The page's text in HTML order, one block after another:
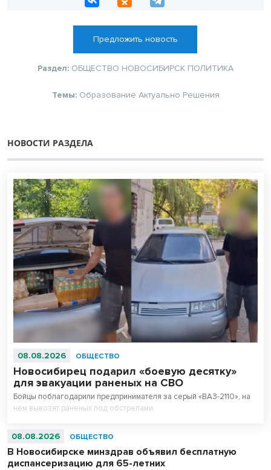
Предложить новость
Раздел: ОБЩЕСТВО НОВОСИБИРСК ПОЛИТИКА
Темы: Образование Актуально Решения
НОВОСТИ РАЗДЕЛА
08.08.2026 ОБЩЕСТВО
Новосибирец подарил «боевую десятку»
для эвакуации раненых на СВО
Бойцы поблагодарили предпринимателя за серый «ВАЗ-2110», на
нем вывозят раненых под обстрелами.
08.08.2026 ОБЩЕСТВО
В Новосибирске минздрав объявил бесплатную
диспансеризацию для 65-летних